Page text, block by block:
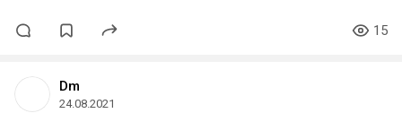
15
Dm
24.08.2021